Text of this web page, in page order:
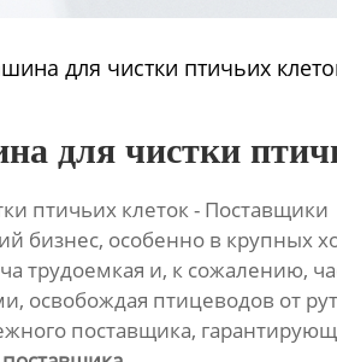
для чистки птичьих
для чистки
птичьих клеток - Поставщики
бизнес, особенно в крупных
трудоемкая и, к сожалению,
птицеводов от
поставщика,